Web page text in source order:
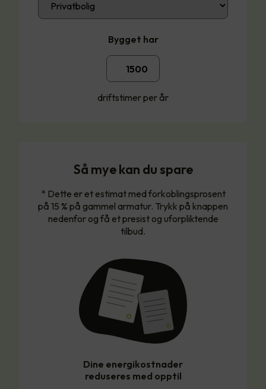
Bygget har
driftstimer per år
Så mye kan du spare
* Dette er et estimat med forkoblingsprosent
på 15 % på gammel armatur. Trykk på knappen
nedenfor og få et presist og uforpliktende
tilbud.
Dine energikostnader
reduseres med opptil